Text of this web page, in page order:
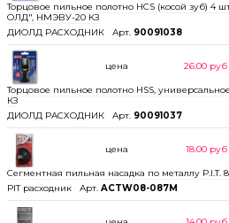
Торцовое пильное полотно HCS (косой зуб) 4
ОЛД", НМЭВУ-20 КЗ
ДИОЛД РАСХОДНИК
Арт. 90091038
Торцовое пильное полотно HSS,
КЗ
ДИОЛД РАСХОДНИК
Арт. 90091037
цена 26.00 руб
Сегментная пильная насадка по металлу P.I.T.
PIT расходник
Арт. ACTW08-087M
цена 18.00 руб